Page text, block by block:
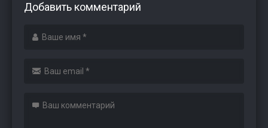
Добавить комментарий